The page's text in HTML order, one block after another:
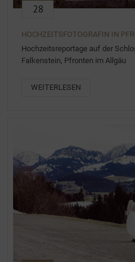
28
HOCHZEITSFOTOGRAFIN IN
Hochzeitsreportage auf der
Falkenstein, Pfronten im Allgäu
WEITERLESEN